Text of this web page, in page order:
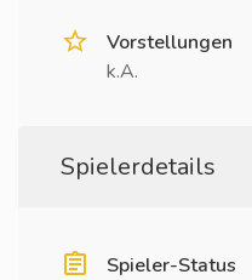
Vorstellungen
k.A.
Spielerdetails
Spieler-Status